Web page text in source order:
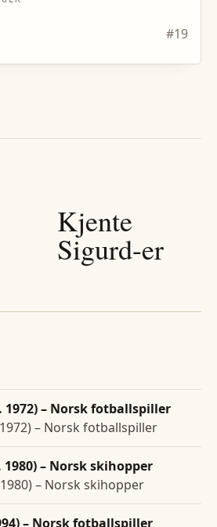
#19
Kjente
Sigurd-er
– Norsk fotballspiller
– Norsk fotballspiller
– Norsk skihopper
– Norsk skihopper
– Norsk fotballspiller